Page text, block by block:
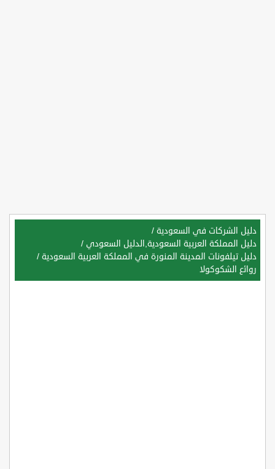
دليل الشركات في السعودية /
دليل المملكة العربية السعودية,الدليل السعودي /
دليل تيلفونات المدينة المنورة في المملكة العربية السعودية /
روائع الشكوكولا